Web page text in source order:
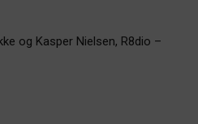
og Kasper Nielsen, R8dio –